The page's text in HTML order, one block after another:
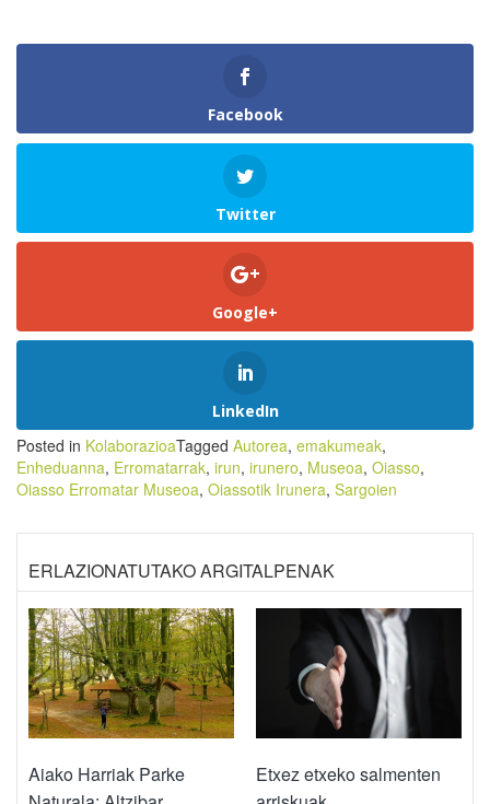
Facebook
Twitter
Google+
LinkedIn
Posted in KolaborazioaTagged Autorea, emakumeak,
Enheduanna, Erromatarrak, irun, irunero, Museoa, Oiasso,
Oiasso Erromatar Museoa, Oiassotik Irunera, Sargoien
ERLAZIONATUTAKO ARGITALPENAK
Aiako Harriak Parke
Etxez etxeko salmenten